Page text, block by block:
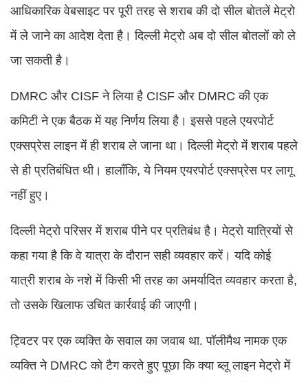
आधिकारिक वेबसाइट पर पूरी तरह से शराब की दो सील बोतलें मेट्रो
में ले जाने का आदेश देता है। दिल्ली मेट्रो अब दो सील बोतलों को ले
जा सकती है।
DMRC और CISF ने लिया है CISF और DMRC की एक
कमिटी ने एक बैठक में यह निर्णय लिया है। इससे पहले एयरपोर्ट
एक्सप्रेस लाइन में ही शराब ले जाना था। दिल्ली मेट्रो में शराब पहले
से ही प्रतिबंधित थी। हालाँकि, ये नियम एयरपोर्ट एक्सप्रेस पर लागू
नहीं हुए।
दिल्ली मेट्रो परिसर में शराब पीने पर प्रतिबंध है। मेट्रो यात्रियों से
कहा गया है कि वे यात्रा के दौरान सही व्यवहार करें। यदि कोई
यात्री शराब के नशे में किसी भी तरह का अमर्यादित व्यवहार करता है,
तो उसके खिलाफ उचित कार्रवाई की जाएगी।
ट्विटर पर एक व्यक्ति के सवाल का जवाब था. पॉलीमैथ नामक एक
व्यक्ति ने DMRC को टैग करते हुए पूछा कि क्या ब्लू लाइन मेट्रो में